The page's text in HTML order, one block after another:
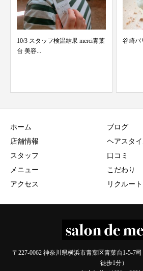
谷崎バリア！！！ 加藤の
ホーム
店舗情報
スタッフ
メニュー
アクセス
ブログ
ヘアスタ
口コミ
こだわり
リクルート
〒227-0062 神奈川県横浜市青葉区青葉台1-5-7
徒歩1分）